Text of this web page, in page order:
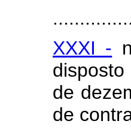
XXXI -
de
de